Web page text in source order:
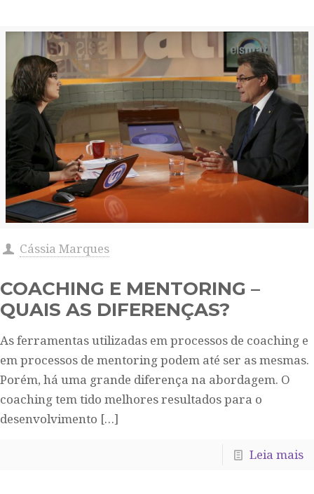
Cássia Marques
COACHING E MENTORING –
QUAIS AS DIFERENÇAS?
As ferramentas utilizadas em processos de coaching e
em processos de mentoring podem até ser as mesmas.
Porém, há uma grande diferença na abordagem. O
coaching tem tido melhores resultados para o
desenvolvimento […]
Leia mais